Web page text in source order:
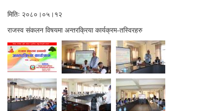
मितिः २०८०।०५।१२
राजस्व संकलन विषयमा अन्तरक्रिया कार्यक्रम-तस्विरहरु